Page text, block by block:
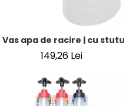
Vas apa de racire | cu
149,26 Lei